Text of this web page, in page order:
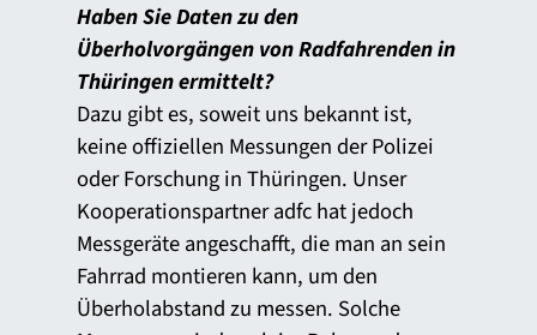
Haben Sie Daten zu den
Überholvorgängen von Radfahrenden in
Thüringen ermittelt?
Dazu gibt es, soweit uns bekannt ist,
keine offiziellen Messungen der Polizei
oder Forschung in Thüringen. Unser
Kooperationspartner adfc hat jedoch
Messgeräte angeschafft, die man an sein
Fahrrad montieren kann, um den
Überholabstand zu messen. Solche